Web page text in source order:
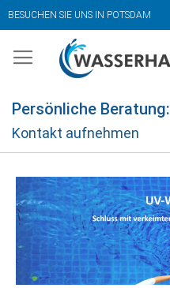
BESUCHEN SIE UNS IN POTSDAM
Inhalt
Persönliche Beratung:
Kontakt aufnehmen